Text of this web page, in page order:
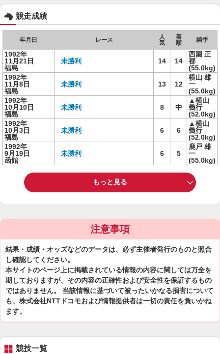
競走成績
年月日 レース
人
気
着
順
騎手
1992年
11月21日
福島
未勝利 14 14
西園 正
都
(55.0kg)
1992年
11月8日
福島
未勝利 13 12
横山 雄
一
(55.0kg)
1992年
10月10日
福島
未勝利 8 中
▲横山
義行
(52.0kg)
1992年
10月3日
福島
未勝利 6 6
▲横山
義行
(52.0kg)
1992年
9月19日
函館
未勝利 6 5
鹿戸 雄
一
(55.0kg)
もっと見る
注意事項
結果・成績・オッズなどのデータは、必ず主催者発行のものと照合
し確認してください。
本サイトのページ上に掲載されている情報の内容に関しては万全を
期しておりますが、その内容の正確性および安全性を保証するもの
ではありません。 当該情報に基づいて被ったいかなる損害について
も、株式会社NTTドコモおよび情報提供者は一切の責任を負いかね
ます。
競技一覧